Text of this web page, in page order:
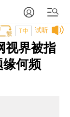
试听
T中
视界被指
缘何频